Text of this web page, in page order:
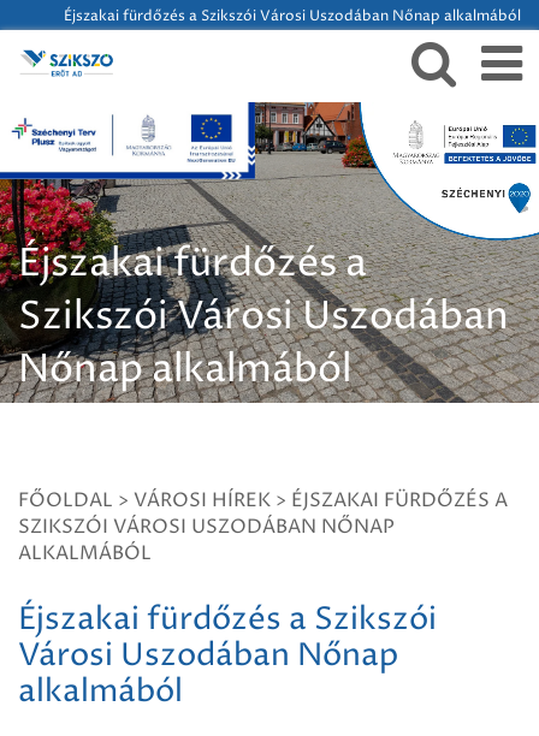
Éjszakai fürdőzés a Szikszói Városi Uszodában Nőnap alkalmából
Éjszakai fürdőzés a
Szikszói Városi Uszodában
Nőnap alkalmából
FŐOLDAL > VÁROSI HÍREK > ÉJSZAKAI FÜRDŐZÉS A
SZIKSZÓI VÁROSI USZODÁBAN NŐNAP
ALKALMÁBÓL
Éjszakai fürdőzés a Szikszói
Városi Uszodában Nőnap
alkalmából